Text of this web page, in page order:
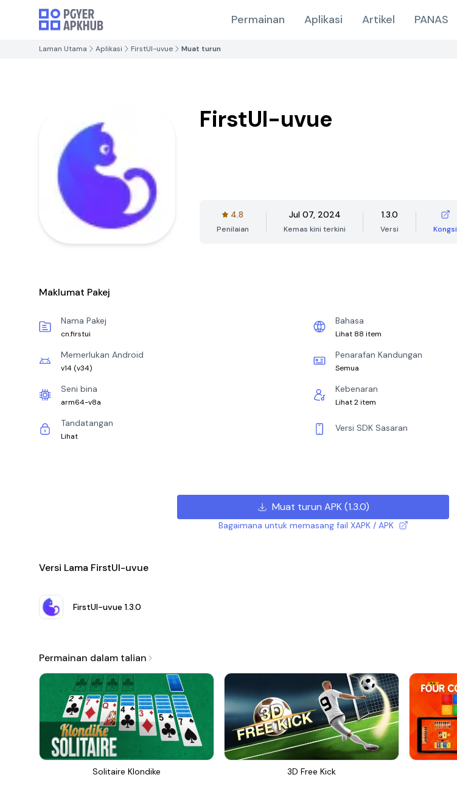
Permainan Aplikasi Artikel PANAS
Laman Utama Aplikasi FirstUI-uvue Muat turun
FirstUI-uvue
4.8
Penilaian
Jul 07, 2024
Kemas kini terkini
1.3.0
Versi Kongsi
Maklumat Pakej
Nama Pakej
cn.firstui
Bahasa
Lihat 88 item
Memerlukan Android
v14 (v34)
Penarafan Kandungan
Semua
Seni bina
arm64-v8a
Kebenaran
Lihat 2 item
Tandatangan
Lihat
Versi SDK Sasaran
Muat turun APK(1.3.0)
Bagaimana untuk memasang fail XAPK / APK
Versi Lama FirstUI-uvue
FirstUI-uvue 1.3.0
Permainan dalam talian
Solitaire Klondike 3D Free Kick